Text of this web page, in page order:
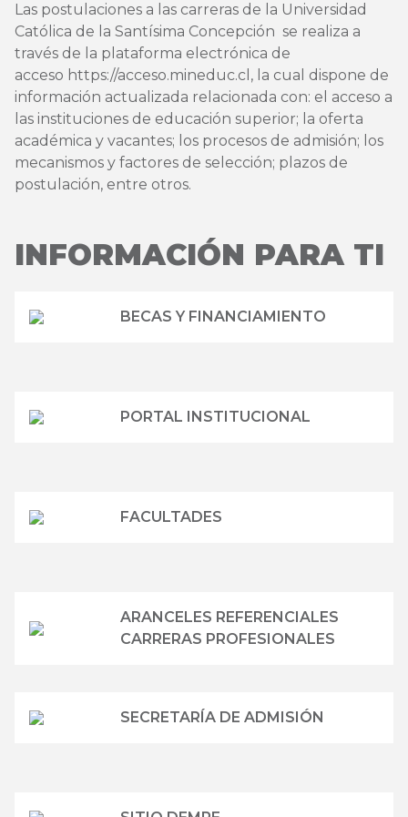
Las postulaciones a las carreras de la Universidad
Católica de la Santísima Concepción se realiza a
través de la plataforma electrónica de
acceso https://acceso.mineduc.cl , la cual dispone de
información actualizada relacionada con: el acceso a
las instituciones de educación superior; la oferta
académica y vacantes; los procesos de admisión; los
mecanismos y factores de selección; plazos de
postulación, entre otros.
INFORMACIÓN PARA TI
BECAS Y FINANCIAMIENTO
PORTAL INSTITUCIONAL
FACULTADES
ARANCELES REFERENCIALES
CARRERAS PROFESIONALES
SECRETARÍA DE ADMISIÓN